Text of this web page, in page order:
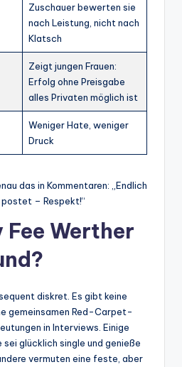
Zuschauer bewerten sie
nach Leistung, nicht nach
Klatsch
Zeigt jungen Frauen:
Erfolg ohne Preisgabe
alles Privaten möglich ist
Weniger Hate, weniger
Druck
das in Kommentaren: „Endlich
– Respekt!“
Fee Werther
diskret. Es gibt keine
gemeinsamen Red-Carpet-
in Interviews. Einige
glücklich single und genieße
vermuten eine feste, aber